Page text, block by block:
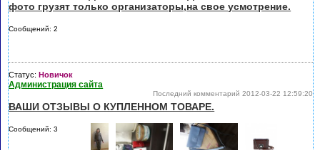
фото грузят только организаторы,на свое усмотрение.
Сообщений: 2
Статус:Новичок
Администрация сайта
Последний комментарий 2012-03-22 12:59:20
ВАШИ ОТЗЫВЫ О КУПЛЕННОМ ТОВАРЕ.
Сообщений: 3